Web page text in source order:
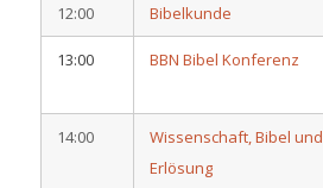
12:00 Bibelkunde
13:00 BBN Bibel Konferenz
14:00
Wissenschaft, Bibel und
Erlösung